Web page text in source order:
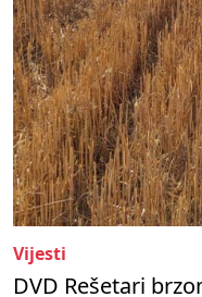
Vijesti
DVD Rešetari